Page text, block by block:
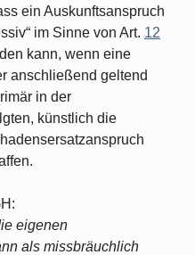
ein Auskunftsanspruch
im Sinne von Art. 12
kann, wenn eine
anschließend geltend
in der
künstlich die
eigenen
als missbräuchlich